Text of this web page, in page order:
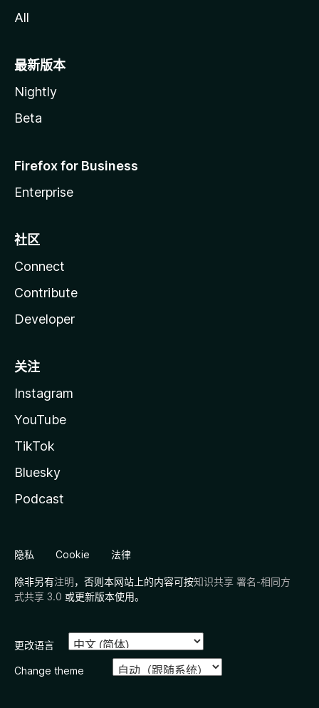
All
最新版本
Nightly
Beta
Firefox for Business
Enterprise
社区
Connect
Contribute
Developer
关注
Instagram
YouTube
TikTok
Bluesky
Podcast
隐私 Cookie 法律
除非另有注明，否则本网站上的内容可按知识共享 署名-相同方
式共享 3.0 或更新版本使用。
更改语言
Change theme